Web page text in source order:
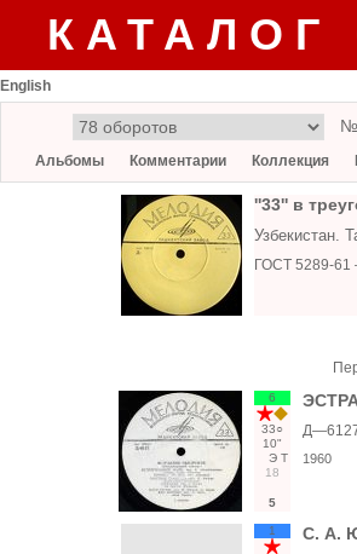
English
№
Альбомы Комментарии Коллекция
''33'' в
Узбекистан.
ГОСТ 5289-
6
33○
10"
Э Т
18
5
1960
1 С. А.